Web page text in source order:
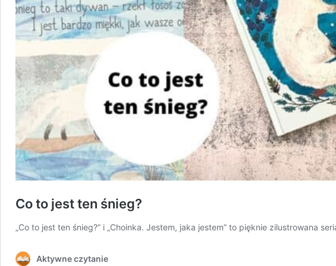
Co to jest ten śnieg?
„Co to jest ten śnieg?” i „Choinka. Jestem, jaka jestem” to pięknie zilustrowana
Aktywne czytanie